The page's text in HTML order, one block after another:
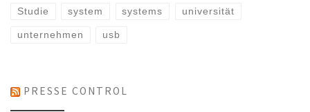
Studie system systems universität
unternehmen usb
PRESSE CONTROL